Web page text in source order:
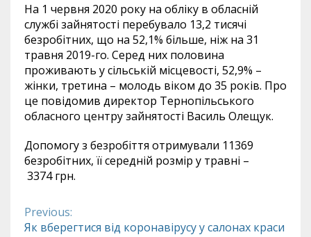
На 1 червня 2020 року на обліку в обласній
службі зайнятості перебувало 13,2 тисячі
безробітних, що на 52,1% більше, ніж на 31
травня 2019-го. Серед них половина
проживають у сільській місцевості, 52,9% –
жінки, третина – молодь віком до 35 років. Про
це повідомив директор Тернопільського
обласного центру зайнятості Василь Олещук.
Допомогу з безробіття отримували 11369
безробітних, її середній розмір у травні –
3374грн.
Continue
Previous:
Як вберегтися від коронавірусу у салонах краси